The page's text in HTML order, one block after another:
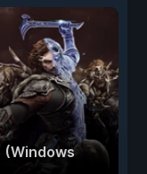
(Windows